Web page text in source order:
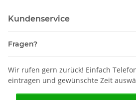
Kundenservice
Fragen?
Wir rufen gern zurück! Einfach
eintragen und gewünschte Zeit